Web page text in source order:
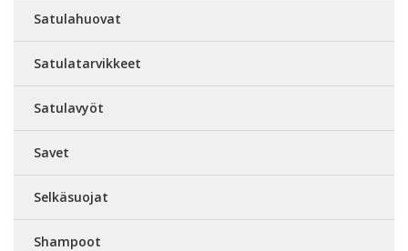
Satulahuovat
Satulatarvikkeet
Satulavyöt
Savet
Selkäsuojat
Shampoot